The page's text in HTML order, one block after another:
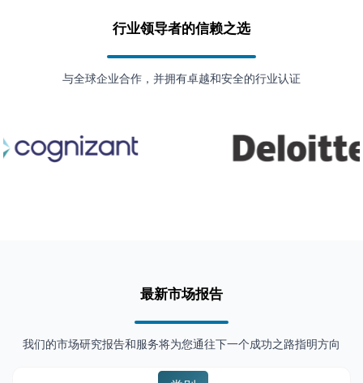
行业领导者的信赖之选
与全球企业合作，并拥有卓越和安全的行业认证
最新市场报告
我们的市场研究报告和服务将为您通往下一个成功之路指明方向